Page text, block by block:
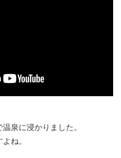
泉に浸かりました。
ね。